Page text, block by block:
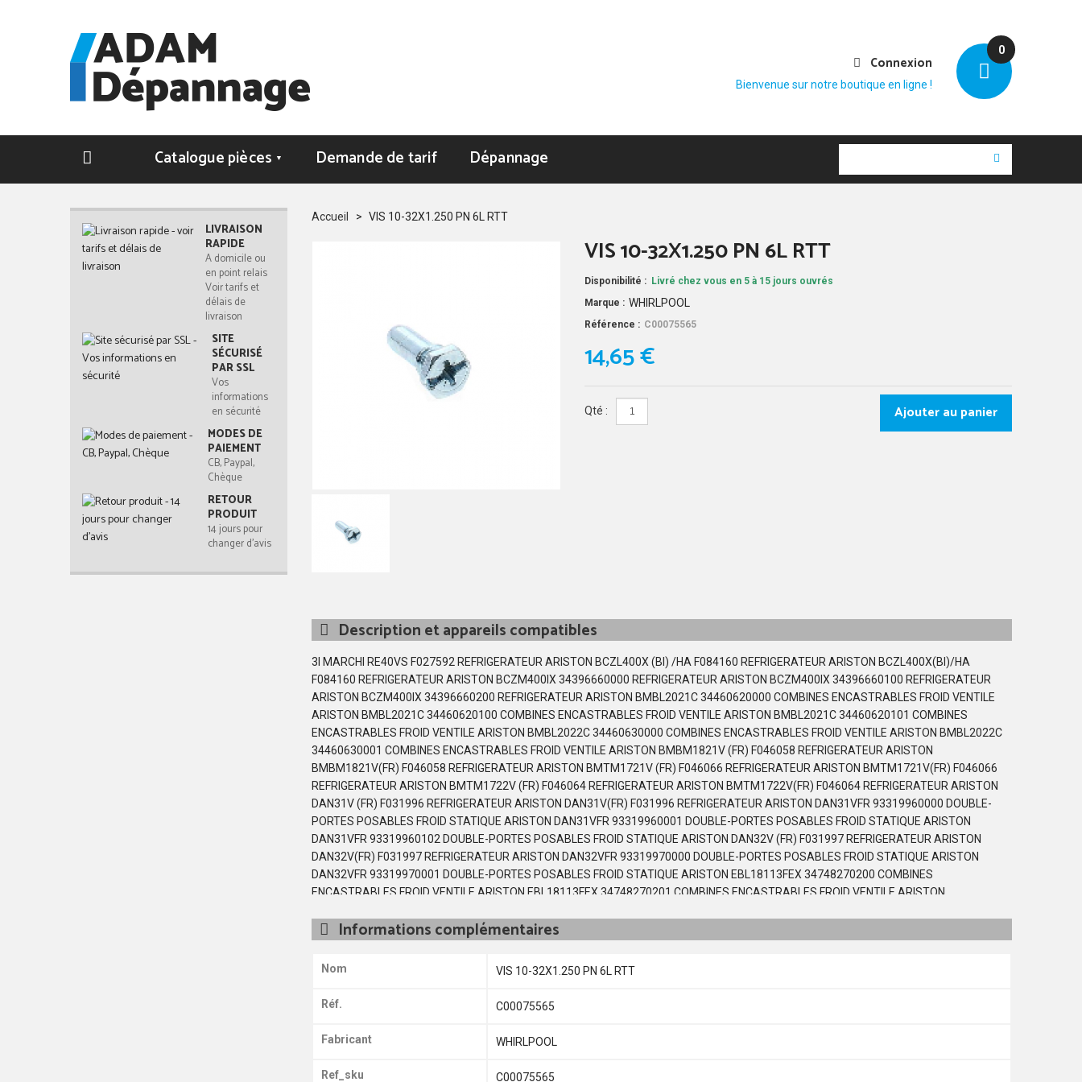
0
Connexion
Bienvenue sur notre boutique en ligne !
Catalogue pièces ▼ Demande de tarif Dépannage
Accueil > VIS 10-32X1.250 PN 6L RTT
VIS 10-32X1.250 PN 6L RTT
Disponibilité : Livré chez vous en 5 à 15 jours ouvrés
Marque : WHIRLPOOL
Référence : C00075565
14,65 €
Qté : Ajouter au panier
Description et appareils compatibles
3I MARCHI RE40VS F027592 REFRIGERATEUR ARISTON BCZL400X (BI) /HA F084160 REFRIGERATEUR ARISTON BCZL400X(BI)/HA
F084160 REFRIGERATEUR ARISTON BCZM400IX 34396660000 REFRIGERATEUR ARISTON BCZM400IX 34396660100 REFRIGERATEUR
ARISTON BCZM400IX 34396660200 REFRIGERATEUR ARISTON BMBL2021C 34460620000 COMBINES ENCASTRABLES FROID VENTILE
ARISTON BMBL2021C 34460620100 COMBINES ENCASTRABLES FROID VENTILE ARISTON BMBL2021C 34460620101 COMBINES
ENCASTRABLES FROID VENTILE ARISTON BMBL2022C 34460630000 COMBINES ENCASTRABLES FROID VENTILE ARISTON BMBL2022C
34460630001 COMBINES ENCASTRABLES FROID VENTILE ARISTON BMBM1821V (FR) F046058 REFRIGERATEUR ARISTON
BMBM1821V(FR) F046058 REFRIGERATEUR ARISTON BMTM1721V (FR) F046066 REFRIGERATEUR ARISTON BMTM1721V(FR) F046066
REFRIGERATEUR ARISTON BMTM1722V (FR) F046064 REFRIGERATEUR ARISTON BMTM1722V(FR) F046064 REFRIGERATEUR ARISTON
DAN31V (FR) F031996 REFRIGERATEUR ARISTON DAN31V(FR) F031996 REFRIGERATEUR ARISTON DAN31VFR 93319960000 DOUBLE-
PORTES POSABLES FROID STATIQUE ARISTON DAN31VFR 93319960001 DOUBLE-PORTES POSABLES FROID STATIQUE ARISTON
DAN31VFR 93319960102 DOUBLE-PORTES POSABLES FROID STATIQUE ARISTON DAN32V (FR) F031997 REFRIGERATEUR ARISTON
DAN32V(FR) F031997 REFRIGERATEUR ARISTON DAN32VFR 93319970000 DOUBLE-PORTES POSABLES FROID STATIQUE ARISTON
DAN32VFR 93319970001 DOUBLE-PORTES POSABLES FROID STATIQUE ARISTON EBL18113FEX 34748270200 COMBINES
ENCASTRABLES FROID VENTILE ARISTON EBL18113FEX 34748270201 COMBINES ENCASTRABLES FROID VENTILE ARISTON
ENCASTRABLES FROID VENTILE ARISTON EBL18123FEX 34746140100 COMBINES ENCASTRABLES FROID VENTILE ARISTON
ENCASTRABLES FROID VENTILE ARISTON EBL18123FEX 34746140203 COMBINES ENCASTRABLES FROID VENTILE ARISTON
ARISTON ETM16110TEX 34785250200 DOUBLE-PORTES POSABLES FROID STATIQUE ARISTON ETM16110TEX 34785250202 DOUBLE-
ETM17110TEX 34777780200 DOUBLE-PORTES POSABLES FROID STATIQUE ARISTON ETM17110TEX 34777780300 DOUBLE-PORTES
RA+291 ARISTON F028034 CA+1381 ARISTON F033823 B13UK REFRIGERATEUR ARISTON F035386 BAN144NFUK REFRIGERATEUR
Informations complémentaires
Nom VIS 10-32X1.250 PN 6L RTT
Réf. C00075565
Fabricant WHIRLPOOL
Ref_sku C00075565
LIVRAISON
RAPIDE
A domicile ou
en point relais
Voir tarifs et
délais de
livraison
SITE
SÉCURISÉ
PAR SSL
Vos
informations
en sécurité
MODES DE
PAIEMENT
CB, Paypal,
Chèque
RETOUR
PRODUIT
14 jours pour
changer d'avis